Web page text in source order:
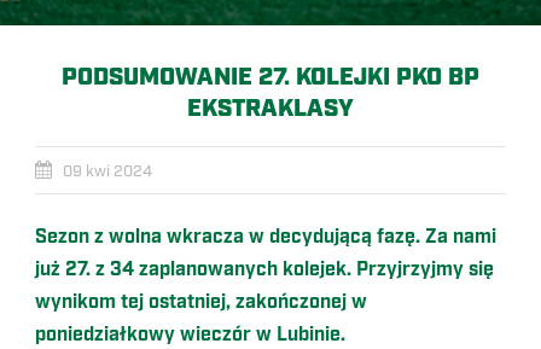
PODSUMOWANIE 27. KOLEJKI PKO BP
EKSTRAKLASY
09 kwi 2024
Sezon z wolna wkracza w decydującą fazę. Za nami
już 27. z 34 zaplanowanych kolejek. Przyjrzyjmy się
wynikom tej ostatniej, zakończonej w
poniedziałkowy wieczór w Lubinie.